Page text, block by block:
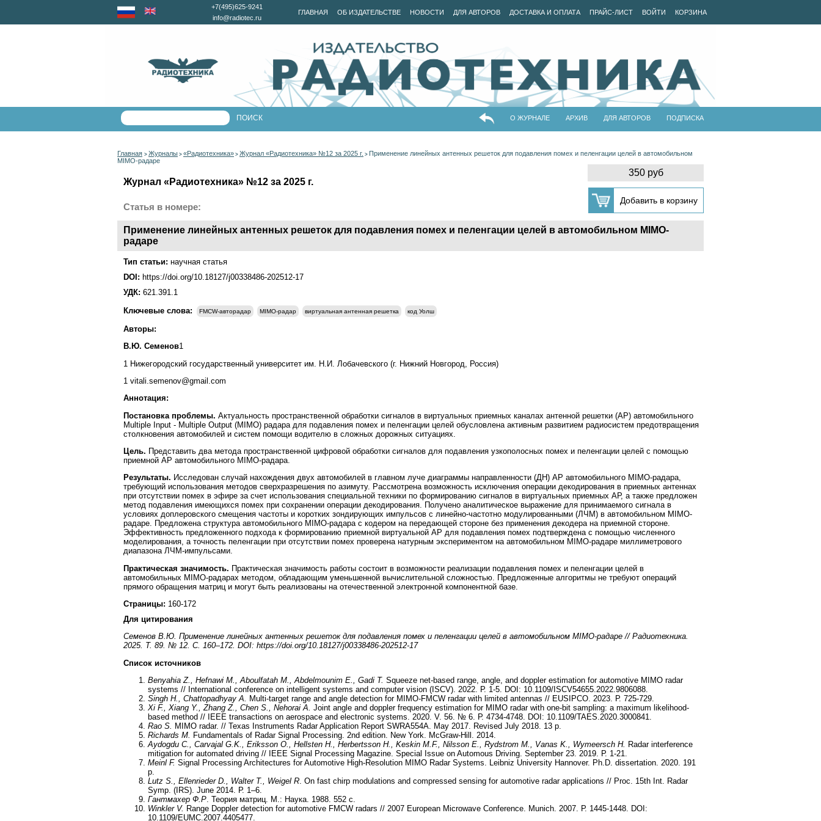
ГЛАВНАЯ ОБ ИЗДАТЕЛЬСТВЕ НОВОСТИ ДЛЯ АВТОРОВ ДОСТАВКА И ОПЛАТА ПРАЙС-ЛИСТ ВОЙТИ КОРЗИНА
+7(495)625-9241
info@radiotec.ru
О ЖУРНАЛЕ АРХИВ ДЛЯ АВТОРОВ ПОДПИСКА
Главная > Журналы > «Радиотехника» > Журнал «Радиотехника» №12 за 2025 г. > Применение линейных антенных решеток для подавления помех и пеленгации целей в автомобильном
MIMO-радаре
350 руб
Журнал «Радиотехника» №12 за 2025 г.
Статья в номере:
Применение линейных антенных решеток для подавления помех и пеленгации целей в автомобильном MIMO-
радаре
Тип статьи: научная статья
DOI: https://doi.org/10.18127/j00338486-202512-17
УДК: 621.391.1
Ключевые слова:
FMCW-авторадар MIMO-радар виртуальная антенная решетка код Уолш
Авторы:
В.Ю. Семенов1
1 Нижегородский государственный университет им. Н.И. Лобачевского (г. Нижний Новгород, Россия)
1 vitali.semenov@gmail.com
Аннотация:
Постановка проблемы. Актуальность пространственной обработки сигналов в виртуальных приемных каналах антенной решетки (АР) автомобильного
Multiple Input - Multiple Output (MIMO) радара для подавления помех и пеленгации целей обусловлена активным развитием радиосистем предотвращения
столкновения автомобилей и систем помощи водителю в сложных дорожных ситуациях.
Цель. Представить два метода пространственной цифровой обработки сигналов для подавления узкополосных помех и пеленгации целей с помощью
приемной АР автомобильного MIMO-радара.
Результаты. Исследован случай нахождения двух автомобилей в главном луче диаграммы направленности (ДН) АР автомобильного MIMO-радара,
требующий использования методов сверхразрешения по азимуту. Рассмотрена возможность исключения операции декодирования в приемных антеннах
при отсутствии помех в эфире за счет использования специальной техники по формированию сигналов в виртуальных приемных АР, а также предложен
метод подавления имеющихся помех при сохранении операции декодирования. Получено аналитическое выражение для принимаемого сигнала в
условиях доплеровского смещения частоты и коротких зондирующих импульсов с линейно-частотно модулированными (ЛЧМ) в автомобильном MIMO-
радаре. Предложена структура автомобильного MIMO-радара с кодером на передающей стороне без применения декодера на приемной стороне.
Эффективность предложенного подхода к формированию приемной виртуальной АР для подавления помех подтверждена с помощью численного
моделирования, а точность пеленгации при отсутствии помех проверена натурным экспериментом на автомобильном MIMO-радаре миллиметрового
диапазона ЛЧМ-импульсами.
Практическая значимость. Практическая значимость работы состоит в возможности реализации подавления помех и пеленгации целей в
автомобильных MIMO-радарах методом, обладающим уменьшенной вычислительной сложностью. Предложенные алгоритмы не требуют операций
прямого обращения матриц и могут быть реализованы на отечественной электронной компонентной базе.
Страницы: 160-172
Для цитирования
Семенов В.Ю. Применение линейных антенных решеток для подавления помех и пеленгации целей в автомобильном MIMO-радаре // Радиотехника.
2025. Т. 89. № 12. С. 160–172. DOI: https://doi.org/10.18127/j00338486-202512-17
Список источников
Benyahia Z., Hefnawi M., Aboulfatah M., Abdelmounim E., Gadi T. Squeeze net-based range, angle, and doppler estimation for automotive MIMO radar
systems // International conference on intelligent systems and computer vision (ISCV). 2022. Р. 1-5. DOI: 10.1109/ISCV54655.2022.9806088.
Singh H., Chattopadhyay A.
Multi-target range and angle detection for MIMO-FMCW radar with limited antennas // EUSIPCO. 2023. Р. 725-729.
Xi F., Xiang Y., Zhang Z., Chen S., Nehorai A. Joint angle and doppler frequency estimation for MIMO radar with one-bit sampling: a maximum likelihood-
based method // IEEE transactions on aerospace and electronic systems. 2020. V. 56. № 6. Р. 4734-4748. DOI: 10.1109/TAES.2020.3000841.
Rao S.
MIMO radar. // Texas Instruments Radar Application Report SWRA554A. May 2017. Revised July 2018. 13 p.
Richards M.
Fundamentals of Radar Signal Processing. 2nd edition. New York. McGraw-Hill. 2014.
Aydogdu C., Carvajal G.K., Eriksson O., Hellsten H., Herbertsson H., Keskin M.F., Nilsson E., Rydstrom M., Vanas K., Wymeersch H. Radar interference
mitigation for automated driving // IEEE Signal Processing Magazine. Special Issue on Automous Driving. September 23. 2019. Р. 1-21.
Meinl F. Signal Processing Architectures for Automotive High-Resolution MIMO Radar Systems. Leibniz University Hannover. Ph.D. dissertation. 2020. 191
p.
Lutz S., Ellenrieder D., Walter T., Weigel R . On fast chirp modulations and compressed sensing for automotive radar applications // Proc. 15th Int. Radar
Symp. (IRS). Junе 2014. Р. 1–6.
Гантмахер Ф.Р . Теория матриц. М.: Наука. 1988. 552 с.
Winkler V. Range Doppler detection for automotive FMCW radars // 2007 European Microwave Conference. Munich. 2007. Р. 1445-1448. DOI:
10.1109/EUMC.2007.4405477.